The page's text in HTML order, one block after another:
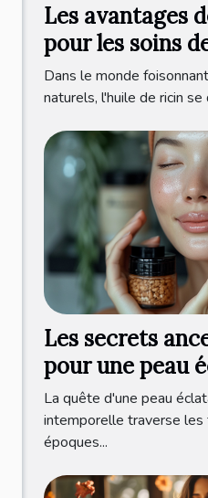
Les avantages
pour les soins
cheveux
Dans le monde
naturels, l'huile de ricin se
Les secrets
pour une peau
La quête d'une peau
intemporelle traverse
époques...